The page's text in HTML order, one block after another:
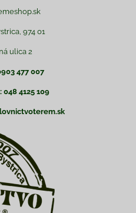
974 01
ulica 2
477 007
048 4125 109